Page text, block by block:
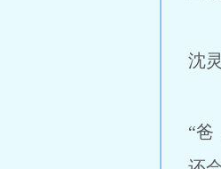
沈
“爸